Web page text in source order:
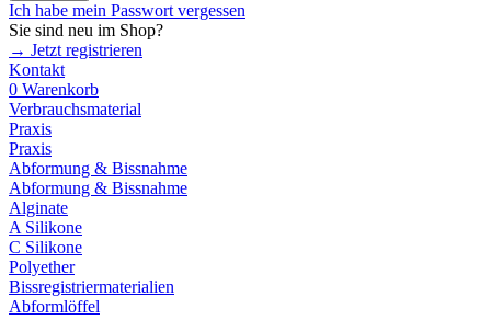
Ich habe mein Passwort vergessen
Sie sind neu im Shop?
→ Jetzt registrieren
Kontakt
0 Warenkorb
Verbrauchsmaterial
Praxis
Praxis
Abformung & Bissnahme
Abformung & Bissnahme
Alginate
A Silikone
C Silikone
Polyether
Bissregistriermaterialien
Abformlöffel